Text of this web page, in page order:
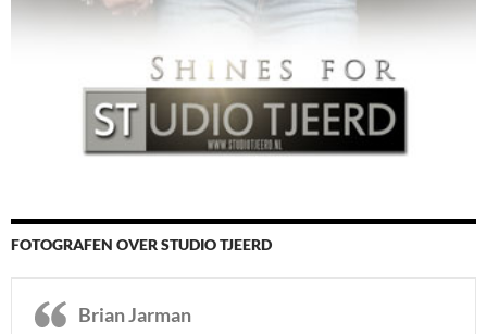
FOTOGRAFEN OVER STUDIO TJEERD
Brian Jarman